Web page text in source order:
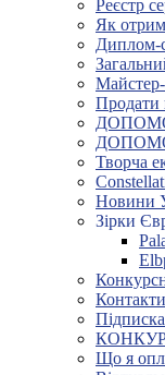
Реєстр
Як
Диплом-
Майстер-
Продати
Творча
Новини
Зірки
Контакти
Що я